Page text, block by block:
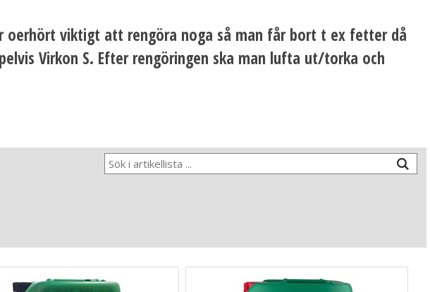
oerhört viktigt att rengöra noga så man får bort t ex fetter då
Virkon S. Efter rengöringen ska man lufta ut/torka och